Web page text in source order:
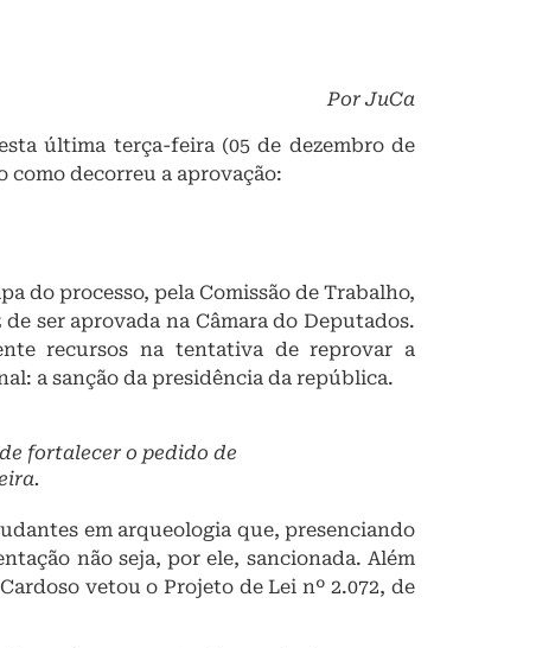
Por JuCa
última terça-feira (05 de dezembro de
como decorreu a aprovação:
do processo, pela Comissão de Trabalho,
ser aprovada na Câmara do Deputados.
recursos na tentativa de reprovar a
a sanção da presidência da república.
fortalecer o pedido de
em arqueologia que, presenciando
não seja, por ele, sancionada. Além
vetou o Projeto de Lei nº 2.072, de